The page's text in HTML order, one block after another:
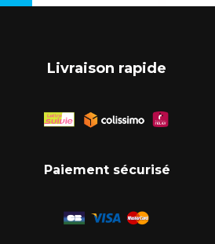
Livraison rapide
Paiement sécurisé